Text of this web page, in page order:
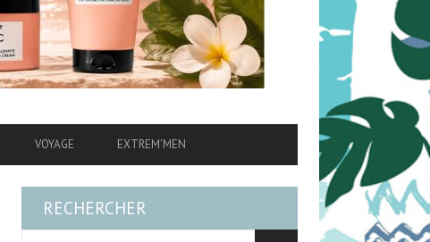
VOYAGE EXTREM’MEN
RECHERCHER